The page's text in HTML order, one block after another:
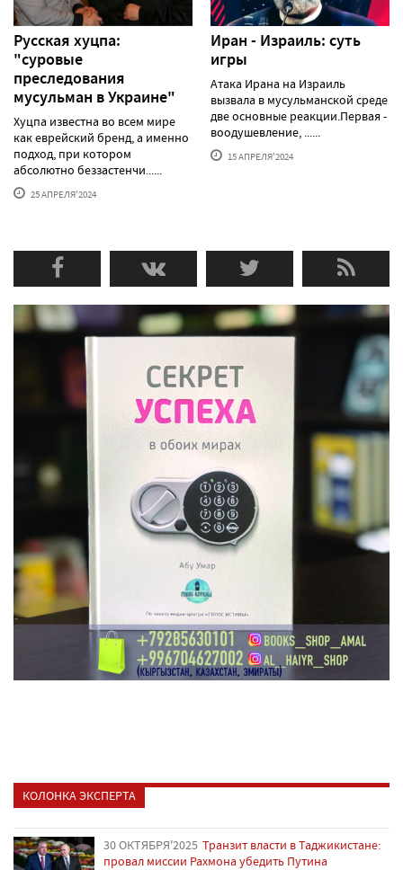
Русская хуцпа:
"суровые
преследования
мусульман в Украине"
Хуцпа известна во всем мире
как еврейский бренд, а именно
подход, при котором
абсолютно беззастенчи......
25 АПРЕЛЯ'2024
Иран - Израиль: суть
игры
Атака Ирана на Израиль
вызвала в мусульманской среде
две основные реакции.Первая -
воодушевление, ......
15 АПРЕЛЯ'2024
КОЛОНКА ЭКСПЕРТА
30 ОКТЯБРЯ'2025 Транзит власти в Таджикистане:
провал миссии Рахмона убедить Путина